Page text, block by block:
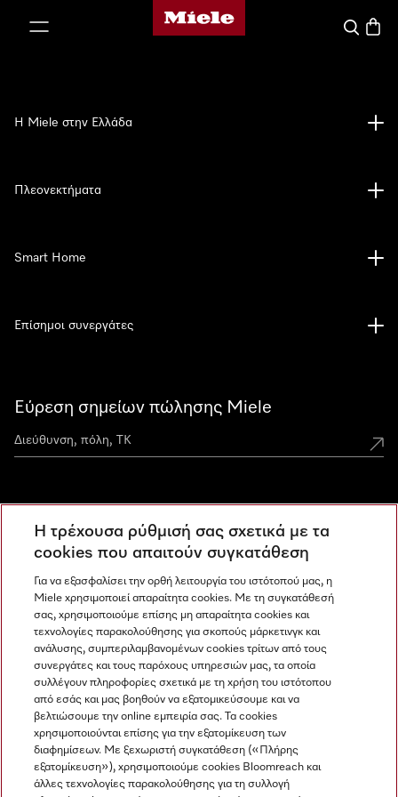
Αρχική σελίδα της Miele
Εύρεση σημείων πώλησης Miele
Ανακαλύψτε τα Miele Experience Center
Newsletter
Η Miele στην Ελλάδα
Πλεονεκτήματα
Smart Home
Επίσημοι συνεργάτες
Miele στο Instagram
Miele στο Facebook
Miele στο Youtube
Η τρέχουσα ρύθμισή σας σχετικά με τα
cookies που απαιτούν συγκατάθεση
Για να εξασφαλίσει την ορθή λειτουργία του ιστότοπού μας, η
Miele χρησιμοποιεί απαραίτητα cookies. Με τη συγκατάθεσή
σας, χρησιμοποιούμε επίσης μη απαραίτητα cookies και
τεχνολογίες παρακολούθησης για σκοπούς μάρκετινγκ και
ανάλυσης, συμπεριλαμβανομένων cookies τρίτων από τους
συνεργάτες και τους παρόχους υπηρεσιών μας, τα οποία
συλλέγουν πληροφορίες σχετικά με τη χρήση του ιστότοπου
από εσάς και μας βοηθούν να εξατομικεύσουμε και να
βελτιώσουμε την online εμπειρία σας. Τα cookies
χρησιμοποιούνται επίσης για την εξατομίκευση των
διαφημίσεων. Με ξεχωριστή συγκατάθεση («Πλήρης
εξατομίκευση»), χρησιμοποιούμε cookies Bloomreach και
άλλες τεχνολογίες παρακολούθησης για τη συλλογή